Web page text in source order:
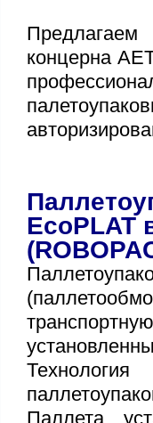
Предлагаем
концерна
EcoPLAT
Паллета